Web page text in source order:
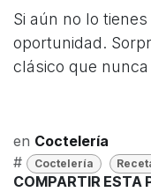
Si aún no lo
oportunidad.
clásico que
en Coctelería
#
Coctelería
COMPARTIR ESTA